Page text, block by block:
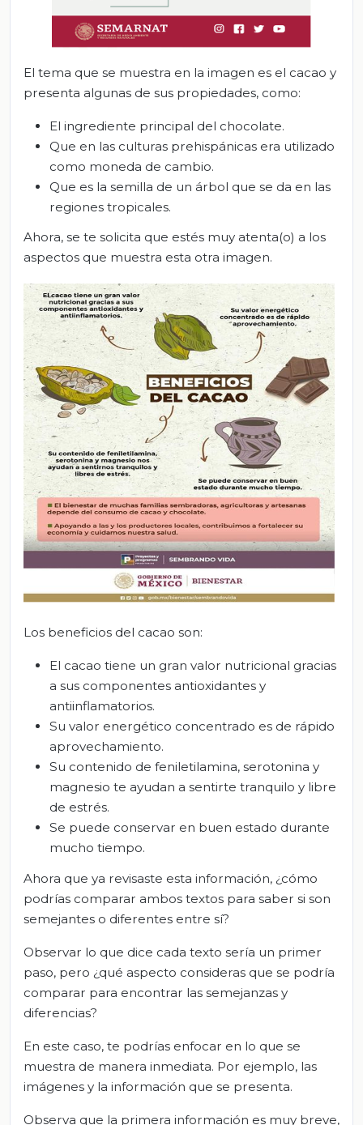
El tema que se muestra en la imagen es el cacao y
presenta algunas de sus propiedades, como:
El ingrediente principal del chocolate.
Que en las culturas prehispánicas era utilizado
como moneda de cambio.
Que es la semilla de un árbol que se da en las
regiones tropicales.
Ahora, se te solicita que estés muy atenta(o) a los
aspectos que muestra esta otra imagen.
Los beneficios del cacao son:
El cacao tiene un gran valor nutricional gracias
a sus componentes antioxidantes y
antiinflamatorios.
Su valor energético concentrado es de rápido
aprovechamiento.
Su contenido de feniletilamina, serotonina y
magnesio te ayudan a sentirte tranquilo y libre
de estrés.
Se puede conservar en buen estado durante
mucho tiempo.
Ahora que ya revisaste esta información, ¿cómo
podrías comparar ambos textos para saber si son
semejantes o diferentes entre sí?
Observar lo que dice cada texto sería un primer
paso, pero ¿qué aspecto consideras que se podría
comparar para encontrar las semejanzas y
diferencias?
En este caso, te podrías enfocar en lo que se
muestra de manera inmediata. Por ejemplo, las
imágenes y la información que se presenta.
Observa que la primera información es muy breve,